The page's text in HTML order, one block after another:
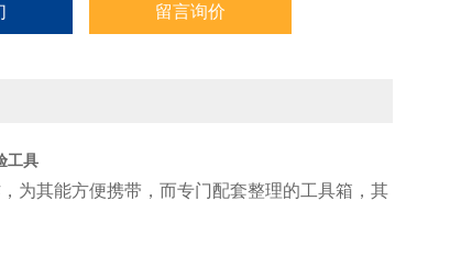
留言询价
工具
为其能方便携带，而专门配套整理的工具箱，其